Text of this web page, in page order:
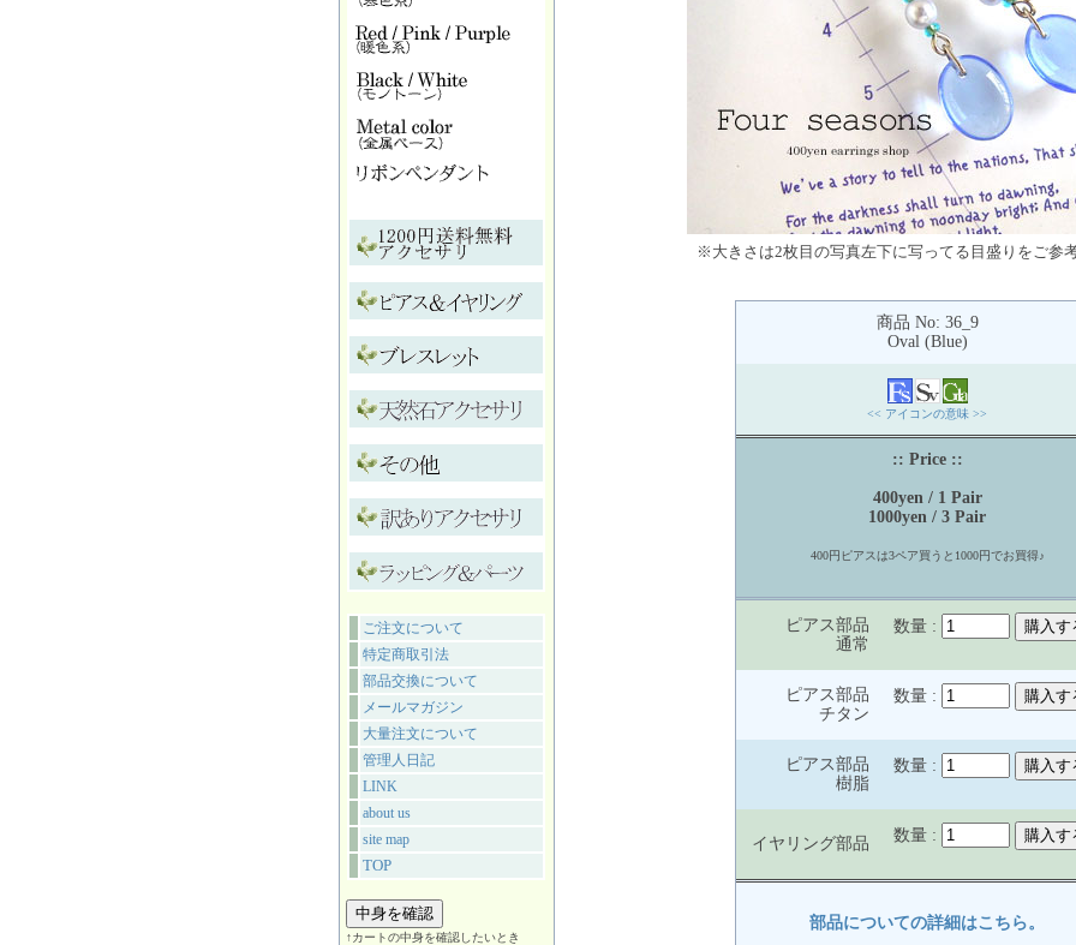
ご注文について
特定商取引法
部品交換について
メールマガジン
大量注文について
管理人日記
LINK
about us
site map
TOP
↑カートの中身を確認したいとき
※大きさは2枚目の写真左下に写ってる目盛りをご参
商品 No: 36_9
Oval (Blue)
<< アイコンの意味 >>
:: Price ::
400yen / 1 Pair
1000yen / 3 Pair
400円ピアスは3ペア買うと1000円でお買得♪
ピアス部品
通常
数量 :
ピアス部品
チタン
数量 :
ピアス部品
樹脂
数量 :
イヤリング部品 数量 :
部品についての詳細はこちら。